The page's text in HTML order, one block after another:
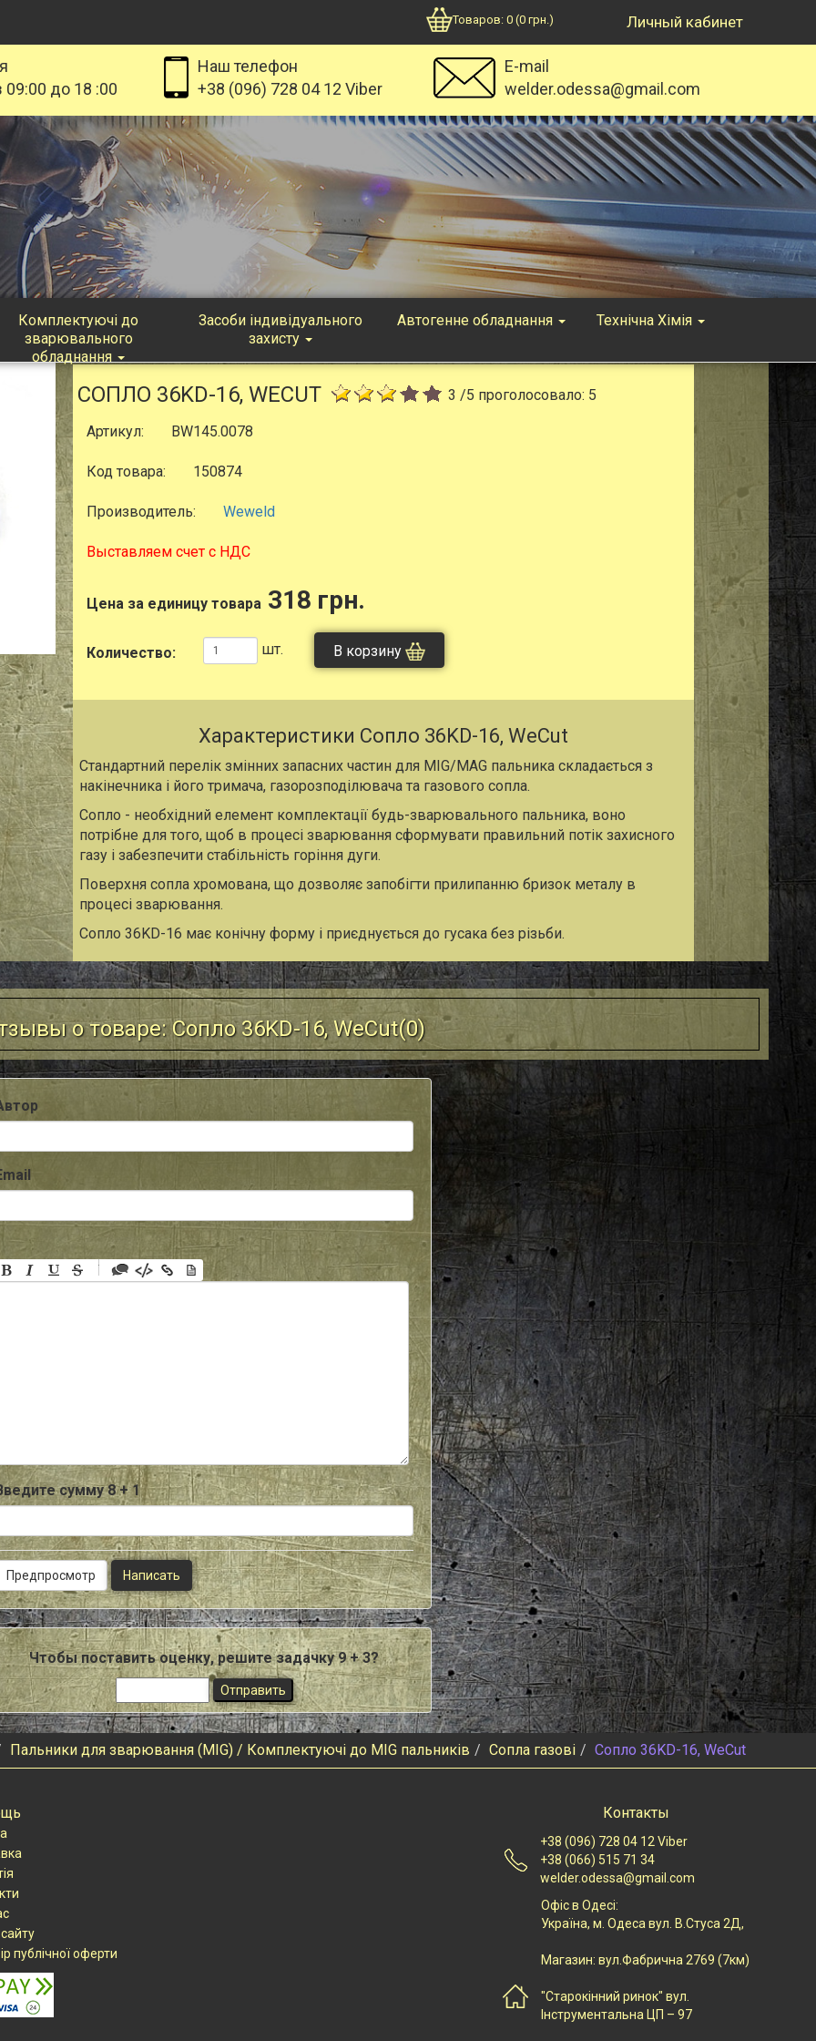
Личный кабинет
Товаров: 0 (0 грн.)
09:00 до 18 :00
Наш телефон
+38 (096) 728 04 12 Viber
E-mail
welder.odessa@gmail.com
Комплектуючі до
зварювального
обладнання
Засоби індивідуального
захисту
Автогенне обладнання Технічна Хімія
СОПЛО 36KD-16, WECUT 3 /5 проголосовало: 5
Артикул: BW145.0078
Код товара: 150874
Производитель: Weweld
Выставляем счет с НДС
Цена за единицу товара 318 грн.
Количество: шт. В корзину
Характеристики Сопло 36KD-16, WeCut
Стандартний перелік змінних запасних частин для MIG/MAG пальника складається з
накінечника і його тримача, газорозподілювача та газового сопла.
Сопло - необхідний елемент комплектації будь-зварювального пальника, воно
потрібне для того, щоб в процесі зварювання сформувати правильний потік захисного
газу і забезпечити стабільність горіння дуги.
Поверхня сопла хромована, що дозволяє запобігти прилипанню бризок металу в
процесі зварювання.
Сопло 36KD-16 має конічну форму і приєднується до гусака без різьби.
о товаре: Сопло 36KD-16, WeCut(0)
-
-
сумму 8 + 1
Чтобы поставить оценку, решите задачку 9 + 3?
Пальники для зварювання (MIG) / Комплектуючі до MIG пальників Сопла газові Сопло 36KD-16, WeCut
публічної оферти
Контакты
+38 (096) 728 04 12 Viber
+38 (066) 515 71 34
welder.odessa@gmail.com
Офіс в Одесі:
Українa, м. Одеса вул. В.Стуса 2Д,
Магазин: вул.Фабрична 2769 (7км)
"Старокінний ринок" вул.
Інструментальна ЦП – 97